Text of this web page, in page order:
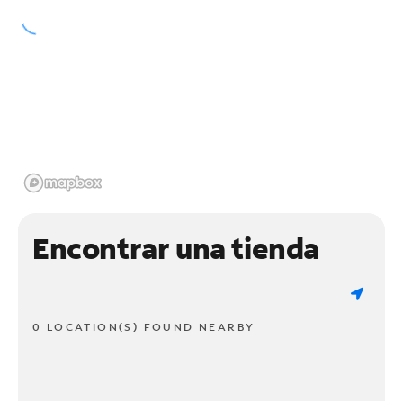
Encontrar una tienda
0 LOCATION(S) FOUND NEARBY